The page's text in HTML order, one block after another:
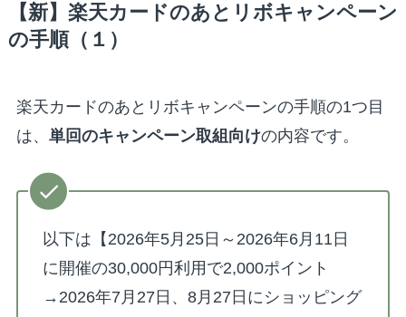
【新】楽天カードのあとリボキャンペーン
の手順（１）
楽天カードのあとリボキャンペーンの手順の1つ目
は、 単回のキャンペーン取組向けの内容です。
以下は【2026年5月25日～2026年6月11日
に開催の30,000円利用で2,000ポイント
→2026年7月27日、8月27日にショッピング